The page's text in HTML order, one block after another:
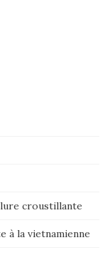
croustillante
à la vietnamienne